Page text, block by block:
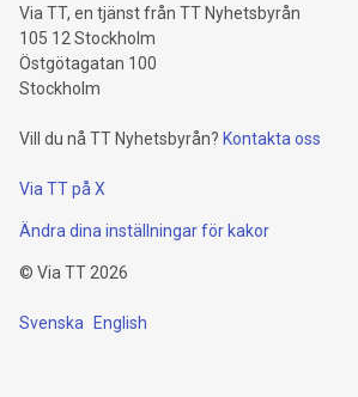
Via TT, en tjänst från TT Nyhetsbyrån
105 12 Stockholm
Östgötagatan 100
Stockholm
Vill du nå TT Nyhetsbyrån? Kontakta oss
Via TT på X
Ändra dina inställningar för kakor
© Via TT 2026
Svenska English